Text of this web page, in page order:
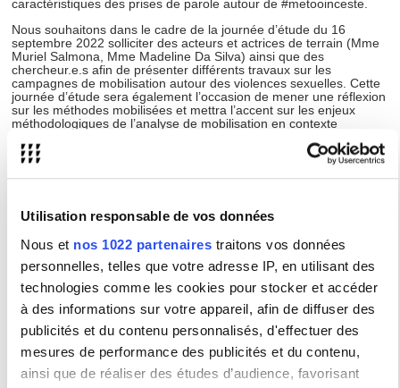
Utilisation responsable de vos données
Nous et nos 1022 partenaires traitons vos données
personnelles, telles que votre adresse IP, en utilisant des
technologies comme les cookies pour stocker et accéder
à des informations sur votre appareil, afin de diffuser des
publicités et du contenu personnalisés, d'effectuer des
mesures de performance des publicités et du contenu,
ainsi que de réaliser des études d’audience, favorisant
caractéristiques des prises de parole autour de #metooinceste.
Nous souhaitons dans le cadre de la journée d’étude du 16
septembre 2022 solliciter des acteurs et actrices de terrain (Mme
Muriel Salmona, Mme Madeline Da Silva) ainsi que des
chercheur.e.s afin de présenter différents travaux sur les
campagnes de mobilisation autour des violences sexuelles. Cette
journée d’étude sera également l’occasion de mener une réflexion
sur les méthodes mobilisées et mettra l’accent sur les enjeux
méthodologiques de l’analyse de mobilisation en contexte
Notre collectif de chercheur.e.s présentera les premiers résultats
des recherches menées autour d’un corpus de 17 000 tweets en
publication collective, en l’occurrence la direction d’un numéro de la
En savoir davantage :
https://metooinceste.sciencesconf.org/